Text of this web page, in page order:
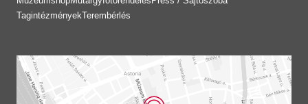
TagintézményekTerembérlés